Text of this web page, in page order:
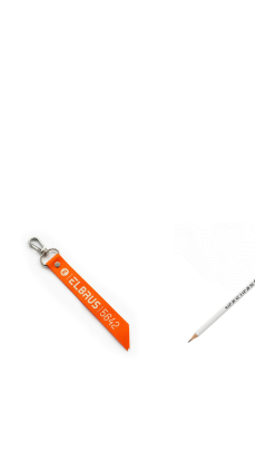
Брелок -
ремувка
Эльбрус
5642
(оранжевы